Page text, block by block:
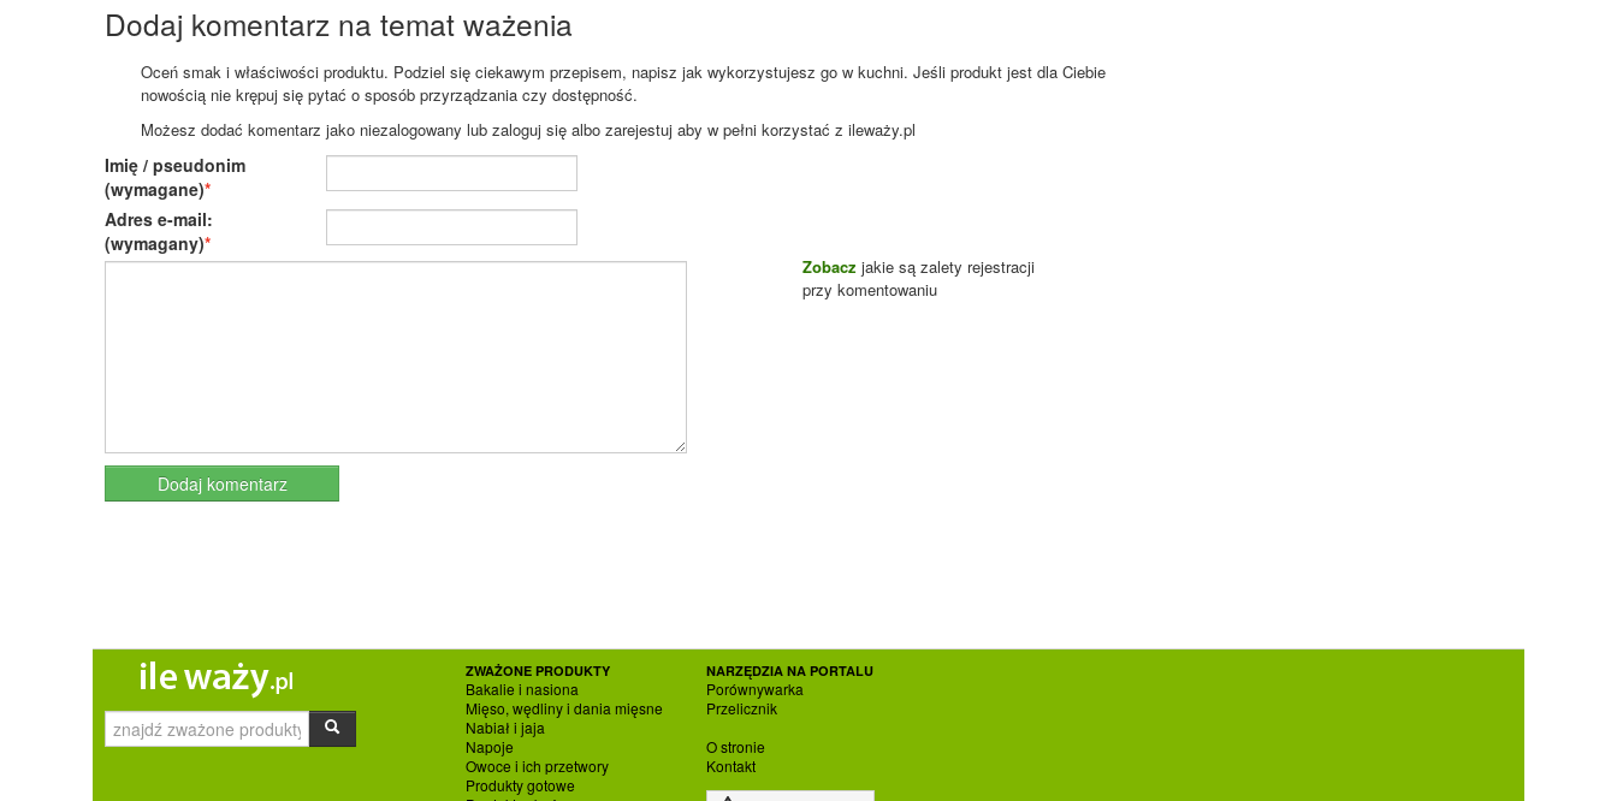
Dodaj komentarz na temat ważenia
Oceń smak i właściwości produktu. Podziel się ciekawym przepisem, napisz jak wykorzystujesz go w kuchni. Jeśli produkt jest dla Ciebie
nowością nie krępuj się pytać o sposób przyrządzania czy dostępność.
Możesz dodać komentarz jako niezalogowany lub zaloguj się albo zarejestuj aby w pełni korzystać z ileważy.pl
Imię / pseudonim
(wymagane)
Adres e-mail:
(wymagany)
Zobacz jakie są zalety rejestracji
przy komentowaniu
ZWAŻONE PRODUKTY
Bakalie i nasiona
Mięso, wędliny i dania mięsne
Nabiał i jaja
Napoje
Owoce i ich przetwory
Produkty gotowe
NARZĘDZIA NA PORTALU
Porównywarka
Przelicznik
O stronie
Kontakt